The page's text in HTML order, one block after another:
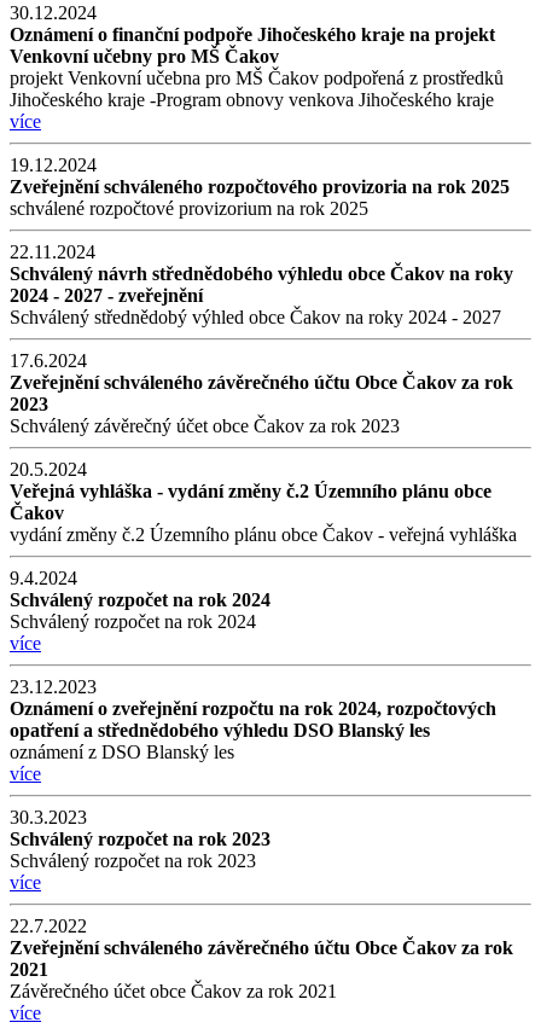
30.12.2024
Oznámení o finanční podpoře Jihočeského kraje na projekt
Venkovní učebny pro MŠ Čakov
projekt Venkovní učebna pro MŠ Čakov podpořená z prostředků
Jihočeského kraje -Program obnovy venkova Jihočeského kraje
více
19.12.2024
Zveřejnění schváleného rozpočtového provizoria na rok 2025
schválené rozpočtové provizorium na rok 2025
22.11.2024
Schválený návrh střednědobého výhledu obce Čakov na roky
2024 - 2027 - zveřejnění
Schválený střednědobý výhled obce Čakov na roky 2024 - 2027
17.6.2024
Zveřejnění schváleného závěrečného účtu Obce Čakov za rok
2023
Schválený závěrečný účet obce Čakov za rok 2023
20.5.2024
Veřejná vyhláška - vydání změny č.2 Územního plánu obce
Čakov
vydání změny č.2 Územního plánu obce Čakov - veřejná vyhláška
9.4.2024
Schválený rozpočet na rok 2024
Schválený rozpočet na rok 2024
více
23.12.2023
Oznámení o zveřejnění rozpočtu na rok 2024, rozpočtových
opatření a střednědobého výhledu DSO Blanský les
oznámení z DSO Blanský les
více
30.3.2023
Schválený rozpočet na rok 2023
Schválený rozpočet na rok 2023
více
22.7.2022
Zveřejnění schváleného závěrečného účtu Obce Čakov za rok
2021
Závěrečného účet obce Čakov za rok 2021
více